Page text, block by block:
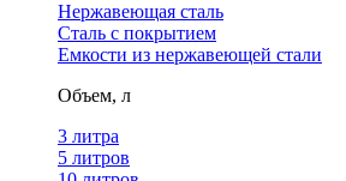
Нержавеющая сталь
Сталь с покрытием
Емкости из нержавеющей стали
Объем, л
3 литра
5 литров